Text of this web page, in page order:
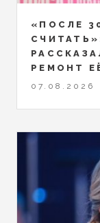
«ПОСЛЕ
РЕМОНТ
07.08.2026